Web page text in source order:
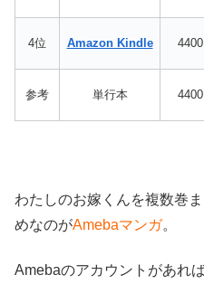
4位 Amazon Kindle
参考 単行本
わたしのお嫁くんを複数巻
めなのがAmebaマンガ。
Amebaのアカウントがあれ